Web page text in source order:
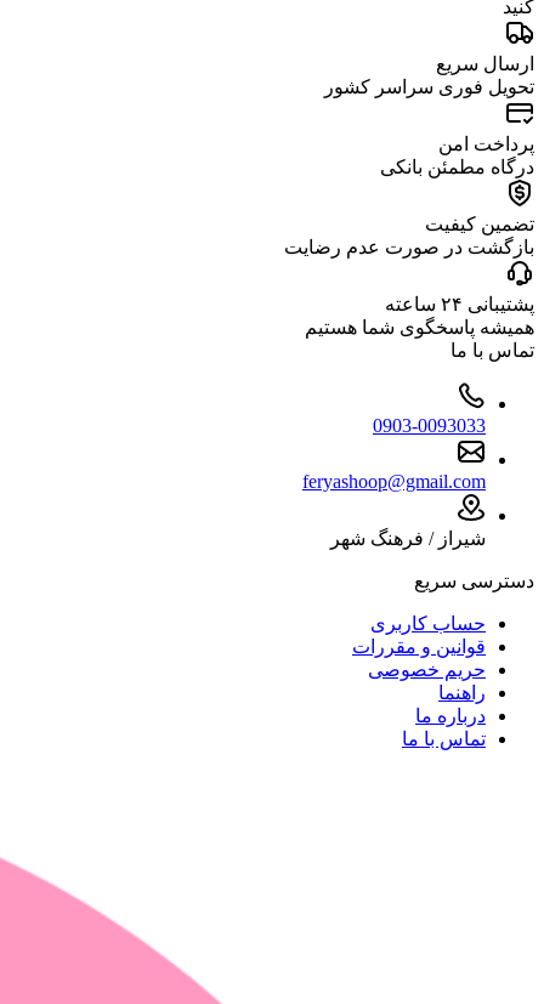
کنید
ارسال سریع
تحویل فوری سراسر کشور
پرداخت امن
درگاه مطمئن بانکی
تضمین کیفیت
بازگشت در صورت عدم رضایت
پشتیبانی ۲۴ ساعته
همیشه پاسخگوی شما هستیم
تماس با ما
0903-0093033
feryashoop@gmail.com
شیراز / فرهنگ شهر
دسترسی سریع
حساب کاربری
قوانین و مقررات
حریم خصوصی
راهنما
درباره ما
تماس با ما